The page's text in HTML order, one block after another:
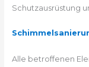
Schutzausrüstung
Alle betroffenen